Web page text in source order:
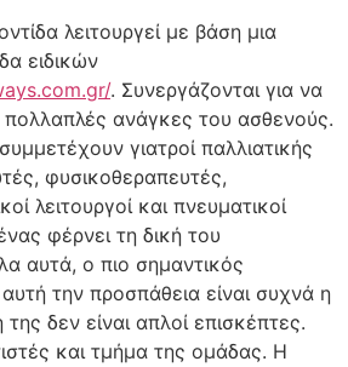
λειτουργεί με βάση μια
ειδικών
. Συνεργάζονται για να
πολλαπλές ανάγκες του ασθενούς.
γιατροί παλλιατικής
φυσικοθεραπευτές,
λειτουργοί και πνευματικοί
φέρνει τη δική του
αυτά, ο πιο σημαντικός
την προσπάθεια είναι συχνά η
δεν είναι απλοί επισκέπτες.
και τμήμα της ομάδας. Η